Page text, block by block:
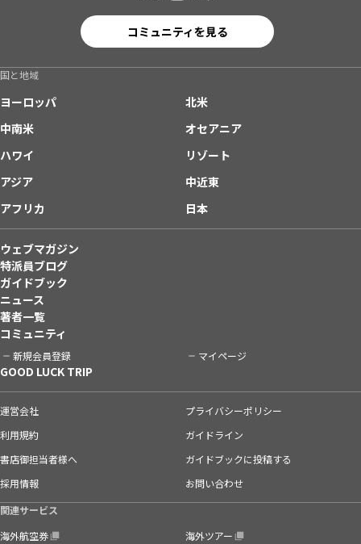
コミュニティを見る
国と地域
ヨーロッパ
北米
中南米
オセアニア
ハワイ
リゾート
アジア
中近東
アフリカ
日本
ウェブマガジン
特派員ブログ
ガイドブック
ニュース
著者一覧
コミュニティ
新規会員登録 マイページ
GOOD LUCK TRIP
運営会社
プライバシーポリシー
利用規約
ガイドライン
書店御担当者様へ
ガイドブックに投稿する
採用情報
お問い合わせ
関連サービス
海外航空券
海外ツアー